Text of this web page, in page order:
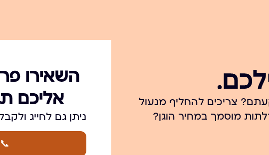
צריכים להחליף מנעול
מוסמך במחיר הוגן?
השאירו
אליכם
ניתן גם לחייג ולקבל מענה
📞